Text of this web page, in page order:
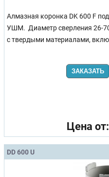
Алмазная коронка DK 600 F
УШМ. Диаметр сверления 26-
с твердыми материалами,
ЗАКАЗАТЬ
Цена от:
DD 600 U